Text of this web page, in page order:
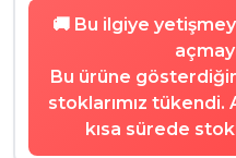
🚚 Bu ilgiye
Bu ürüne
stoklarımız tükendi.
kısa sürede